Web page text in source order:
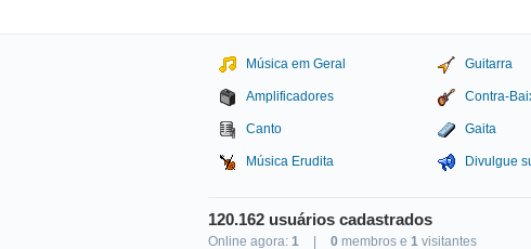
Música em Geral Guitarra
Amplificadores Contra-
Canto Gaita
Música Erudita Divulgue
120.162 usuários cadastrados
Online agora: 1 0 membros e 1 visitantes